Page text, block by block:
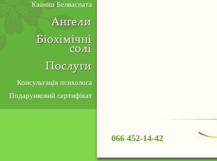
Кааніш Белваспата
Консультація психолога
Подарунковий сертифікат
066 452-14-42